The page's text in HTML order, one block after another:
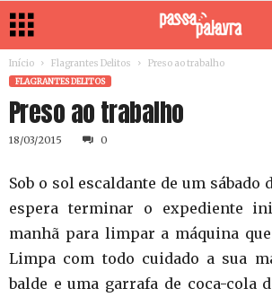
Início Flagrantes Delitos Preso ao trabalho
FLAGRANTES DELITOS
Preso ao trabalho
18/03/2015 0
Sob o sol escaldante de um sábado
espera terminar o expediente
manhã para limpar a máquina
Limpa com todo cuidado a sua
balde e uma garrafa de coca-cola